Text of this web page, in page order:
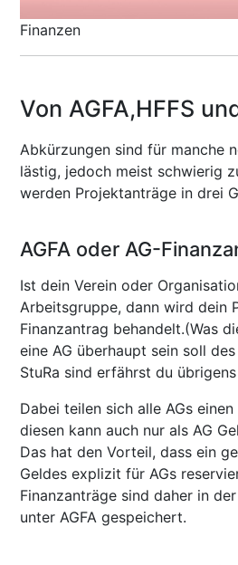
Finanzen
Von AGFA,HFFS
Abkürzungen sind für manche
lästig, jedoch meist schwierig
werden Projektanträge in drei
AGFA oder AG-
Ist dein Verein oder
Arbeitsgruppe, dann wird dein
Finanzantrag behandelt.(Was
eine AG überhaupt sein soll
StuRa sind erfährst du
Dabei teilen sich alle AGs
diesen kann auch nur als AG
Das hat den Vorteil, dass ein
Geldes explizit für AGs
Finanzanträge sind daher in der
unter AGFA gespeichert.